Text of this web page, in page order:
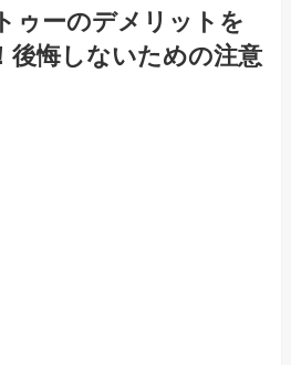
ゥーのデメリットを
後悔しないための注意